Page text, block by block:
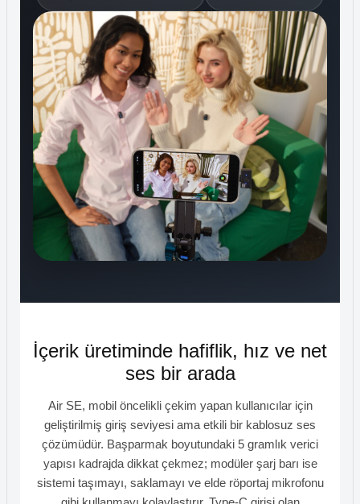
İçerik üretiminde hafiflik, hız ve net
ses bir arada
Air SE, mobil öncelikli çekim yapan kullanıcılar için
geliştirilmiş giriş seviyesi ama etkili bir kablosuz ses
çözümüdür. Başparmak boyutundaki 5 gramlık verici
yapısı kadrajda dikkat çekmez; modüler şarj barı ise
sistemi taşımayı, saklamayı ve elde röportaj mikrofonu